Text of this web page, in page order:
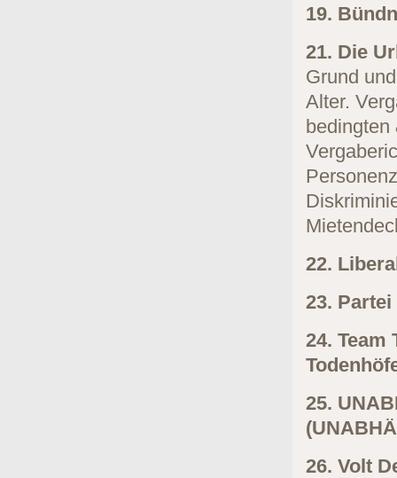
19.
21. Die
Grund
Alter.
bedingten
22.
23.
24. Team
25.
26. Volt